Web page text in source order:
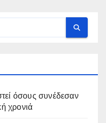
όσους συνέδεσαν
χρονιά